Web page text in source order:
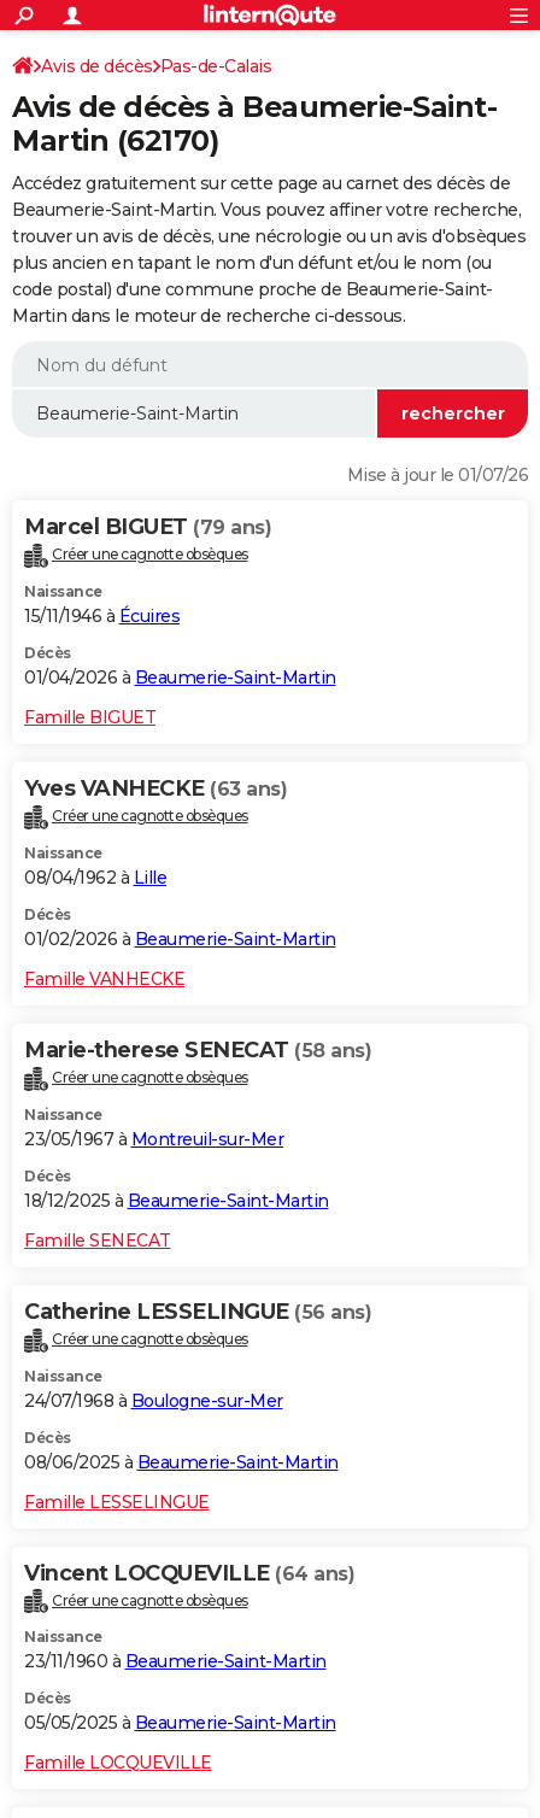
ACTUALITÉS
Politique
Société
Faits Divers
Education
Monde
Villes
+
SPORT
Coupe du monde 2026
Football
Tennis
Cyclisme
Rugby
Forum
CULTURE
FINANCE
Retraite
Impôts
Epargne
Immobilier
Risques naturels par ville
Banque
Assurance
Crédit
Essais
Réserver un essai
Citadines
Berlines
SUV
Forum auto
+
HIGH-TECH
Mobiles
Meilleur smartphone
Internet
Ordinateurs
Jeux vidéo
Guide high-tech
+
BRICOLAGE
Forum
Aménagement intérieur
Extérieur
Cuisine
Salle de bains
Jardinage
Rangement
WEEK-END
Guides de France
Escapades
Patrimoine
Expositions
Musées
Week-end nature
LIFESTYLE
Alimentation
Guide de la santé
Maladies
Médicaments
Sommeil
VOYAGE
Destinations
City break
Voyage nature
Voyage de noces
Forum
Climat
+PHOTO
GUIDES D'ACHAT
BONS PLANS
CARTE DE VOEUX
Dictionnaire
Biographies
Citations
Expressions
Proverbes
PROGRAMME TV
COPAINS D'AVANT
S'inscrire
Se connecter
Lycées
Collèges
Primaires
Universités
Entreprises
Service militaire
Avis de recherche
AVIS DE DÉCÈS
S'inscrire
Connexion
Avis de décès Pas-de-Calais
Avis de décès à Beaumerie-Saint-
Martin (62170)
Accédez gratuitement sur cette page au carnet des décès de
Beaumerie-Saint-Martin. Vous pouvez affiner votre recherche,
trouver un avis de décès, une nécrologie ou un avis d'obsèques
plus ancien en tapant le nom d'un défunt et/ou le nom (ou
code postal) d'une commune proche de Beaumerie-Saint-
Martin dans le moteur de recherche ci-dessous.
Mise à jour le 01/07/26
Marcel BIGUET (79 ans)
Créer une cagnotte obsèques
Naissance
15/11/1946 à Écuires
Décès
01/04/2026 à Beaumerie-Saint-Martin
Famille BIGUET
Yves VANHECKE (63 ans)
Créer une cagnotte obsèques
Naissance
08/04/1962 à Lille
Décès
01/02/2026 à Beaumerie-Saint-Martin
Famille VANHECKE
Marie-therese SENECAT (58 ans)
Créer une cagnotte obsèques
Naissance
23/05/1967 à Montreuil-sur-Mer
Décès
18/12/2025 à Beaumerie-Saint-Martin
Famille SENECAT
Catherine LESSELINGUE (56 ans)
Créer une cagnotte obsèques
Naissance
24/07/1968 à Boulogne-sur-Mer
Décès
08/06/2025 à Beaumerie-Saint-Martin
Famille LESSELINGUE
Vincent LOCQUEVILLE (64 ans)
Créer une cagnotte obsèques
Naissance
23/11/1960 à Beaumerie-Saint-Martin
Décès
05/05/2025 à Beaumerie-Saint-Martin
Famille LOCQUEVILLE